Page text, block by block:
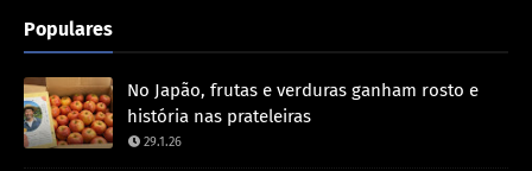
Populares
No Japão, frutas e verduras ganham rosto e
história nas prateleiras
29.1.26